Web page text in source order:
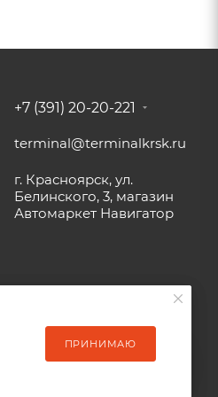
+7 (391) 20-20-221
terminal@terminalkrsk.ru
г. Красноярск, ул.
Белинского, 3, магазин
Автомаркет Навигатор
ПРИНИМАЮ
ПРИНИМАЮ